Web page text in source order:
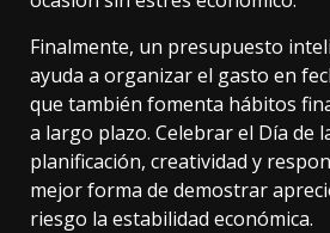
Finalmente, un presupuesto
ayuda a organizar el gasto en
que también fomenta hábitos
a largo plazo. Celebrar el Día de
planificación, creatividad y
mejor forma de demostrar
riesgo la estabilidad económica.